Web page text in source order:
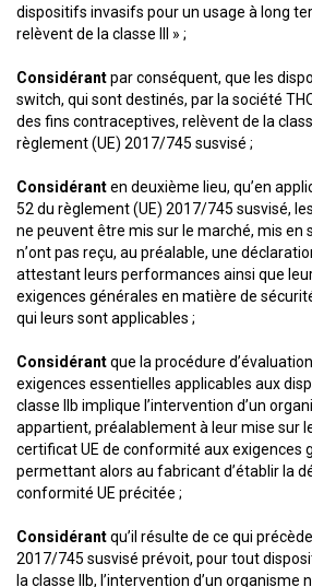
dispositifs invasifs pour un usage à long
relèvent de la classe III » ;
Considérantpar conséquent, que les
switch, qui sont destinés, par la société
des fins contraceptives, relèvent de la
règlement (UE) 2017/745 susvisé ;
Considéranten deuxième lieu, qu’en
52 du règlement (UE) 2017/745 susvisé,
ne peuvent être mis sur le marché, mis en
n’ont pas reçu, au préalable, une
attestant leurs performances ainsi que
exigences générales en matière de
qui leurs sont applicables ;
Considérantque la procédure
exigences essentielles applicables aux
classe IIb implique l’intervention d’un
appartient, préalablement à leur mise sur
certificat UE de conformité aux exigences
permettant alors au fabricant d’établir la
conformité UE précitée ;
Considérantqu’il résulte de ce qui
2017/745 susvisé prévoit, pour tout
la classe IIb, l’intervention d’un organisme